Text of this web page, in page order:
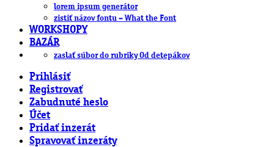
lorem ipsum generátor
zistiť názov fontu – What the Font
WORKSHOPY
BAZÁR
zaslať súbor do rubriky Od detepákov
Prihlásiť
Registrovať
Zabudnuté heslo
Účet
Pridať inzerát
Spravovať inzeráty